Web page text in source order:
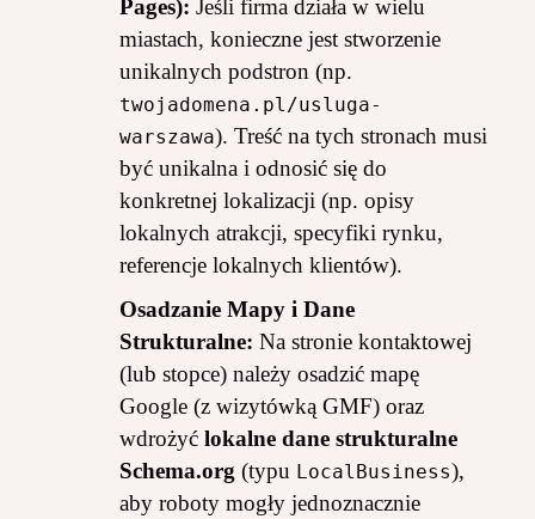
Pages): Jeśli firma działa w wielu
miastach, konieczne jest stworzenie
unikalnych podstron (np.
twojadomena.pl/usluga-
warszawa). Treść na tych stronach musi
być unikalna i odnosić się do
konkretnej lokalizacji (np. opisy
lokalnych atrakcji, specyfiki rynku,
referencje lokalnych klientów).
Osadzanie Mapy i Dane
Strukturalne: Na stronie kontaktowej
(lub stopce) należy osadzić mapę
Google (z wizytówką GMF) oraz
wdrożyć lokalne dane strukturalne
Schema.org (typu LocalBusiness),
aby roboty mogły jednoznacznie